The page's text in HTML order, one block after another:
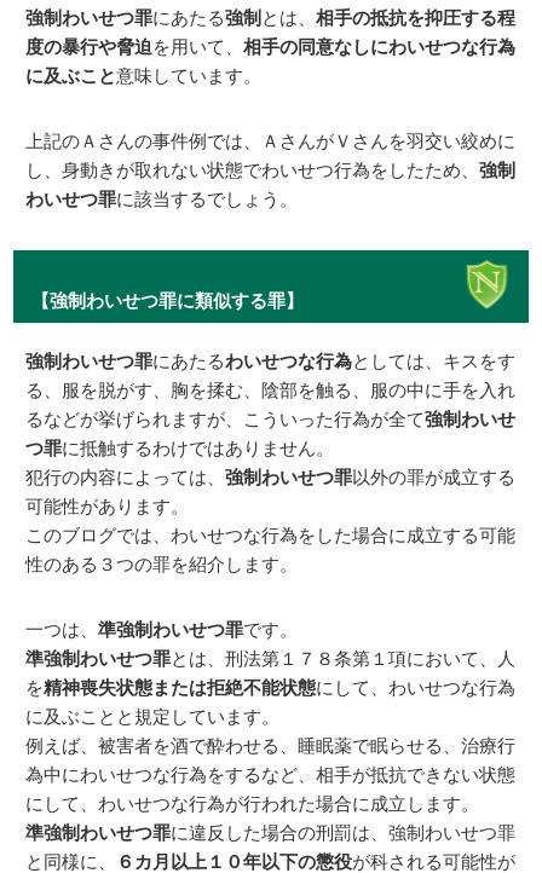
強制わいせつ罪にあたる強制 とは、相手の抵抗を抑圧する程
度の暴行や脅迫 を用いて、相手の同意なしにわいせつな行為
に及ぶこと意味しています。
上記のＡさんの事件例では、ＡさんがＶさんを羽交い絞めに
し、身動きが取れない状態でわいせつ行為をしたため、強制
わいせつ罪に該当するでしょう。
【強制わいせつ罪に類似する罪】
強制わいせつ罪にあたるわいせつな行為としては、キスをす
る、服を脱がす、胸を揉む、陰部を触る、服の中に手を入れ
るなどが挙げられますが、こういった行為が全て強制わいせ
つ罪に抵触するわけではありません。
犯行の内容によっては、強制わいせつ罪以外の罪が成立する
可能性があります。
このブログでは、わいせつな行為をした場合に成立する可能
性のある３つの罪を紹介します。
一つは、準強制わいせつ罪です。
準強制わいせつ罪とは、刑法第１７８条第１項において、人
を精神喪失状態または拒絶不能状態にして、わいせつな行為
に及ぶことと規定しています。
例えば、被害者を酒で酔わせる、睡眠薬で眠らせる、治療行
為中にわいせつな行為をするなど、相手が抵抗できない状態
にして、わいせつな行為が行われた場合に成立します。
準強制わいせつ罪に違反した場合の刑罰は、強制わいせつ罪
と同様に、
６カ月以上１０年以下の懲役が科される可能性が